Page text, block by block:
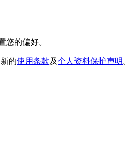
您的偏好。
的使用条款及个人资料保护声明